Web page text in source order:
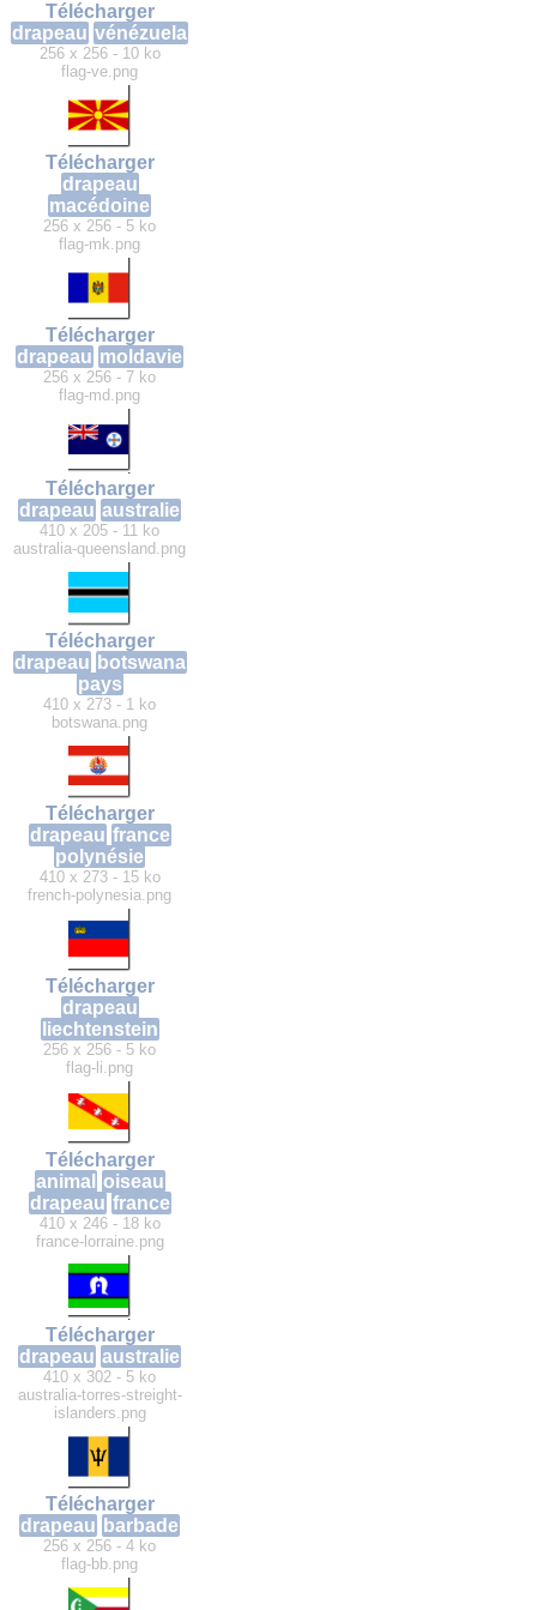
Télécharger
drapeau vénézuela
256 x 256 - 10 ko
flag-ve.png
Télécharger
drapeau
macédoine
256 x 256 - 5 ko
flag-mk.png
Télécharger
drapeau moldavie
256 x 256 - 7 ko
flag-md.png
Télécharger
drapeau australie
410 x 205 - 11 ko
australia-queensland.png
Télécharger
drapeau botswana
pays
410 x 273 - 1 ko
botswana.png
Télécharger
drapeau france
polynésie
410 x 273 - 15 ko
french-polynesia.png
Télécharger
drapeau
liechtenstein
256 x 256 - 5 ko
flag-li.png
Télécharger
animal oiseau
drapeau france
410 x 246 - 18 ko
france-lorraine.png
Télécharger
drapeau australie
410 x 302 - 5 ko
australia-torres-streight-
islanders.png
Télécharger
drapeau barbade
256 x 256 - 4 ko
flag-bb.png